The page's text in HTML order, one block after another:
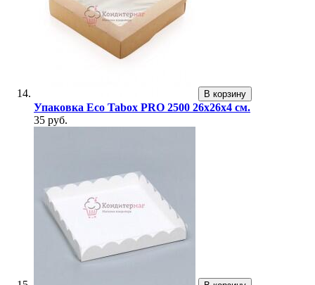
В корзину
Упаковка Eco Tabox PRO 2500 26х26х4 см.
35 руб.